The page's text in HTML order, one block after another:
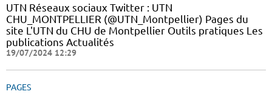
UTN Réseaux sociaux Twitter : UTN
CHU_MONTPELLIER (@UTN_Montpellier) Pages du
site L'UTN du CHU de Montpellier Outils pratiques Les
publications Actualités
19/07/2024 12:29
PAGES